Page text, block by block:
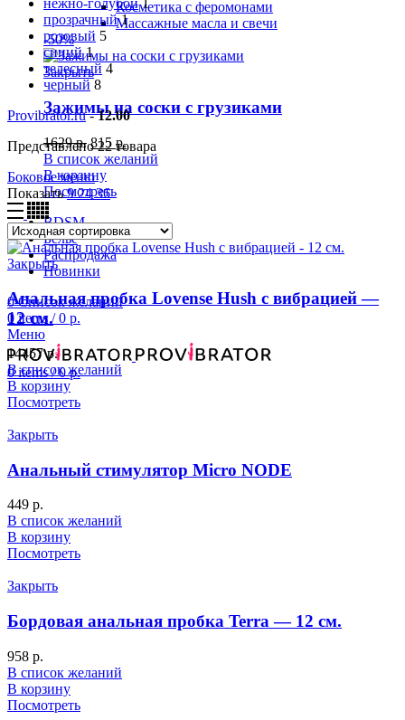
Косметика с феромонами
Массажные масла и свечи
-50%
Закрыть
Зажимы на соски с грузиками
1629р. 815 р.
В список желаний
В корзину
Посмотреть
BDSM
Белье
Распродажа
Новинки
0Список желаний
0items / 0 р.
Меню
0items / 0р.
прозрачный 1
розовый 5
синий 1
телесный 4
черный 8
Provibrator.ru-12.00
Представлено 22 товара
Боковое меню
Показать92436
Закрыть
Анальная пробка Lovense Hush с вибрацией —
12 см.
14457р.
В список желаний
В корзину
Посмотреть
Закрыть
Анальный стимулятор Micro NODE
449 р.
В список желаний
В корзину
Посмотреть
Закрыть
Бордовая анальная пробка Terra — 12 см.
958 р.
В список желаний
В корзину
Посмотреть